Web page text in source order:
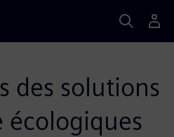
des solutions
écologiques